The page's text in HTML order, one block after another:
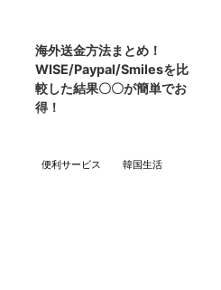
海外送金方法まとめ！
WISE/Paypal/Smilesを比
較した結果〇〇が簡単でお
得！
て結局なにが一番良いの？！と思
便利サービス 韓国生活